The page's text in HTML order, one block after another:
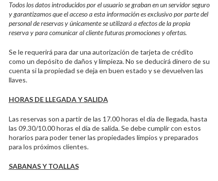
Todos los datos introducidos por el usuario se graban en un servidor seguro
y garantizamos que el acceso a esta información es exclusivo por parte del
personal de reservas y únicamente se utilizará a efectos de la propia
reserva y para comunicar al cliente futuras promociones y ofertas.
Se le requerirá para dar una autorización de tarjeta de crédito
como un depósito de daños y limpieza. No se deducirá dinero de su
cuenta si la propiedad se deja en buen estado y se devuelven las
llaves.
HORAS DE LLEGADA Y SALIDA
Las reservas son a partir de las 17.00 horas el día de llegada, hasta
las 09.30/10.00 horas el día de salida. Se debe cumplir con estos
horarios para poder tener las propiedades limpios y preparados
para los próximos clientes.
SABANAS Y TOALLAS